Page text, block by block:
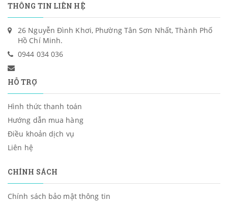
THÔNG TIN LIÊN HỆ
26 Nguyễn Đình Khơi, Phường Tân Sơn Nhất, Thành Phố
Hồ Chí Minh.
0944 034 036
HỖ TRỢ
Hình thức thanh toán
Hướng dẫn mua hàng
Điều khoản dịch vụ
Liên hệ
CHÍNH SÁCH
Chính sách bảo mật thông tin